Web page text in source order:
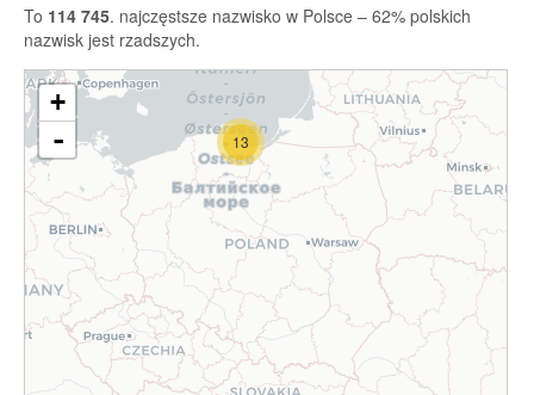
To 114 745. najczęstsze nazwisko w Polsce – 62% polskich
nazwisk jest rzadszych.
13
+
-